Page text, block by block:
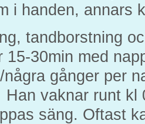
i handen, annars
tandborstning
15-30min med
gånger per
vaknar runt kl
säng. Oftast